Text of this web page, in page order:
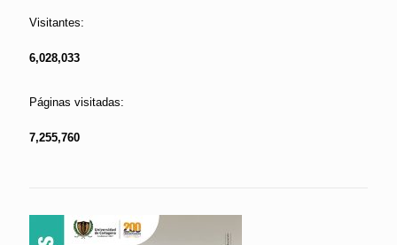
Visitantes:
6,028,033
Páginas visitadas:
7,255,760